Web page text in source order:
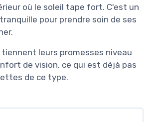
où le soleil tape fort. C'est un
pour prendre soin de ses
tiennent leurs promesses niveau
de vision, ce qui est déjà pas
de ce type.